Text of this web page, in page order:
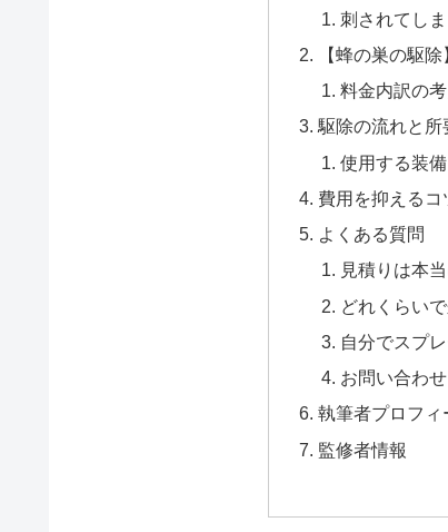
刺されてし
【蜂の巣の駆
料金内訳の
駆除の流れと所
使用する装
費用を抑えるコ
よくある質問
見積りは本
どれくらい
自分でスプ
お問い合わ
執筆者プロフィ
監修者情報